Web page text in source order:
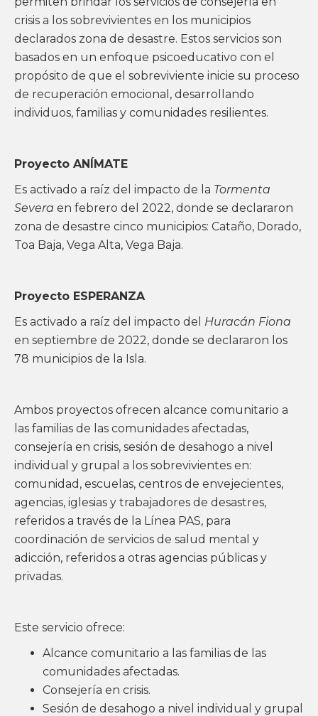
crisis a los sobrevivientes en los municipios
declarados zona de desastre. Estos servicios son
basados en un enfoque psicoeducativo con el
propósito de que el sobreviviente inicie su proceso
de recuperación emocional, desarrollando
individuos, familias y comunidades resilientes.
Proyecto ANÍMATE
Es activado a raíz del impacto de la Tormenta
Severa en febrero del 2022, donde se declararon
zona de desastre cinco municipios: Cataño, Dorado,
Toa Baja, Vega Alta, Vega Baja.
Proyecto ESPERANZA
Es activado a raíz del impacto del Huracán Fiona
en septiembre de 2022, donde se declararon los
78 municipios de la Isla.
Ambos proyectos ofrecen alcance comunitario a
las familias de las comunidades afectadas,
consejería en crisis, sesión de desahogo a nivel
individual y grupal a los sobrevivientes en:
comunidad, escuelas, centros de envejecientes,
agencias, iglesias y trabajadores de desastres,
referidos a través de la Línea PAS, para
coordinación de servicios de salud mental y
adicción, referidos a otras agencias públicas y
privadas.
Este servicio ofrece:
Alcance comunitario a las familias de las
comunidades afectadas.
Consejería en crisis.
Sesión de desahogo a nivel individual y grupal